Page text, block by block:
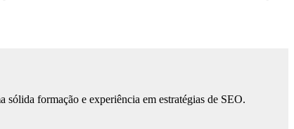
formação e experiência em estratégias de SEO.